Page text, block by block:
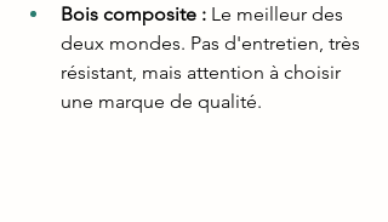
Bois composite : Le meilleur des
deux mondes. Pas d'entretien, très
résistant, mais attention à choisir
une marque de qualité.